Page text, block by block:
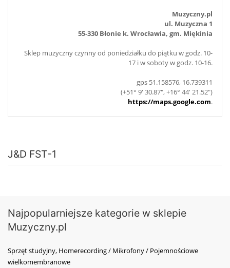
Muzyczny.pl
ul. Muzyczna 1
55-330 Błonie k. Wrocławia, gm. Miękinia
Sklep muzyczny czynny od poniedziałku do piątku w godz. 10-
17 i w soboty w godz. 10-16.
gps 51.158576, 16.739311
(+51° 9' 30.87", +16° 44' 21.52")
https://maps.google.com.
J&D FST-1
Najpopularniejsze kategorie w sklepie
Muzyczny.pl
Sprzęt studyjny, Homerecording / Mikrofony / Pojemnościowe
wielkomembranowe